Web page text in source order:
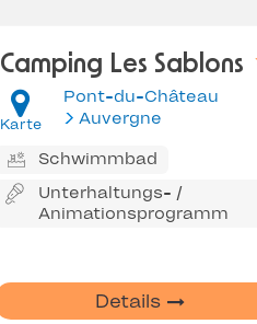
Camping Les Sablons
Karte
Pont-du-Château
Auvergne
Schwimmbad
Unterhaltungs- /
Animationsprogramm
Details